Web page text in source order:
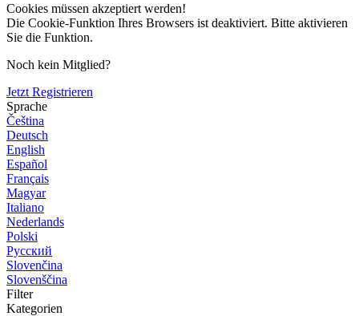
Cookies müssen akzeptiert werden!
Die Cookie-Funktion Ihres Browsers ist deaktiviert. Bitte aktivieren
Sie die Funktion.
Noch kein Mitglied?
Jetzt Registrieren
Sprache
Čeština
Deutsch
English
Español
Français
Magyar
Italiano
Nederlands
Polski
Русский
Slovenčina
Slovenščina
Filter
Kategorien